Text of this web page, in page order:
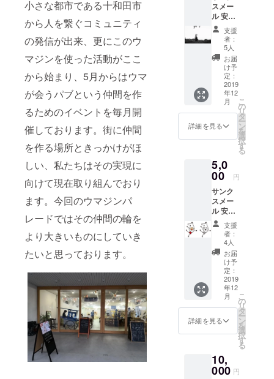
小さな都市である十和田市
から人を繋ぐコミュニティ
の発信が出来、更にこのウ
マジンを使った活動がここ
から始まり、5月からはウマ
が会うパブという仲間を作
るためのイベントを毎月開
催しております。街に仲間
を作る場所ときっかけがほ
しい、私たちはその実現に
向けて現在取り組んでおり
ます。今回のウマジンパ
レードではその仲間の輪を
より大きいものにしていき
たいと思っております。
スメー
ル 安斉
将さん
直筆サ
イン入
りペー
パーク
ラフト
支援
者：
5人
お届
け予
定：
2019
年12
月
詳細を見る
こ
の
リ
タ
ー
ン
を
選
択
す
る
5,0
00 円
サンク
スメー
ル 安斉
将さん
直筆サ
イン入
りペー
パーク
ラフト
2019オ
リジナ
ルてぬ
ぐい
支援
者：
4人
お届
け予
定：
2019
年12
月
詳細を見る
こ
の
リ
タ
ー
ン
を
選
択
す
る
10,
000 円